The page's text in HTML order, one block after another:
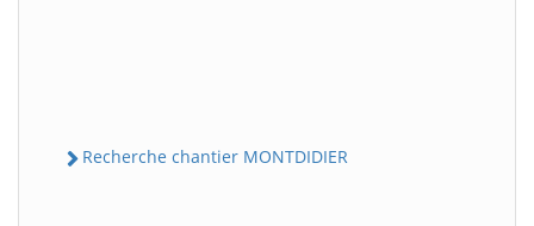
Recherche chantier MONTDIDIER